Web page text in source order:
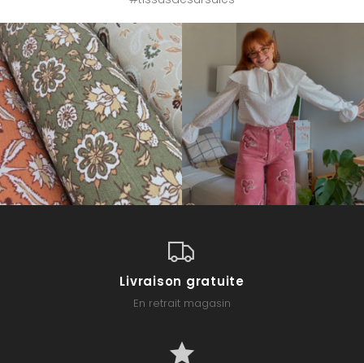
Livraison gratuite
En retrait magasin